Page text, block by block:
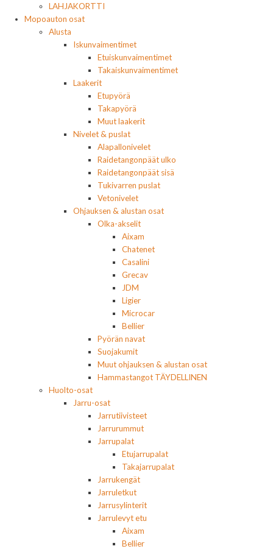
LAHJAKORTTI
Mopoauton osat
Alusta
Iskunvaimentimet
Etuiskunvaimentimet
Takaiskunvaimentimet
Laakerit
Etupyörä
Takapyörä
Muut laakerit
Nivelet & puslat
Alapallonivelet
Raidetangonpäät ulko
Raidetangonpäät sisä
Tukivarren puslat
Vetonivelet
Ohjauksen & alustan osat
Olka-akselit
Aixam
Chatenet
Casalini
Grecav
JDM
Ligier
Microcar
Bellier
Pyörän navat
Suojakumit
Muut ohjauksen & alustan osat
Hammastangot TÄYDELLINEN
Huolto-osat
Jarru-osat
Jarrutiivisteet
Jarrurummut
Jarrupalat
Etujarrupalat
Takajarrupalat
Jarrukengät
Jarruletkut
Jarrusylinterit
Jarrulevyt etu
Aixam
Bellier